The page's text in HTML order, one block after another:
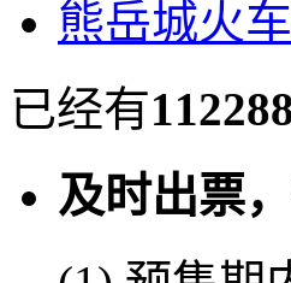
熊岳城火
已经有
及时出票